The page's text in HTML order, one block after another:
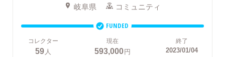
岐阜県 コミュニティ
FUNDED
コレクター
59 人
現在
593,000円
終了
2023/01/04